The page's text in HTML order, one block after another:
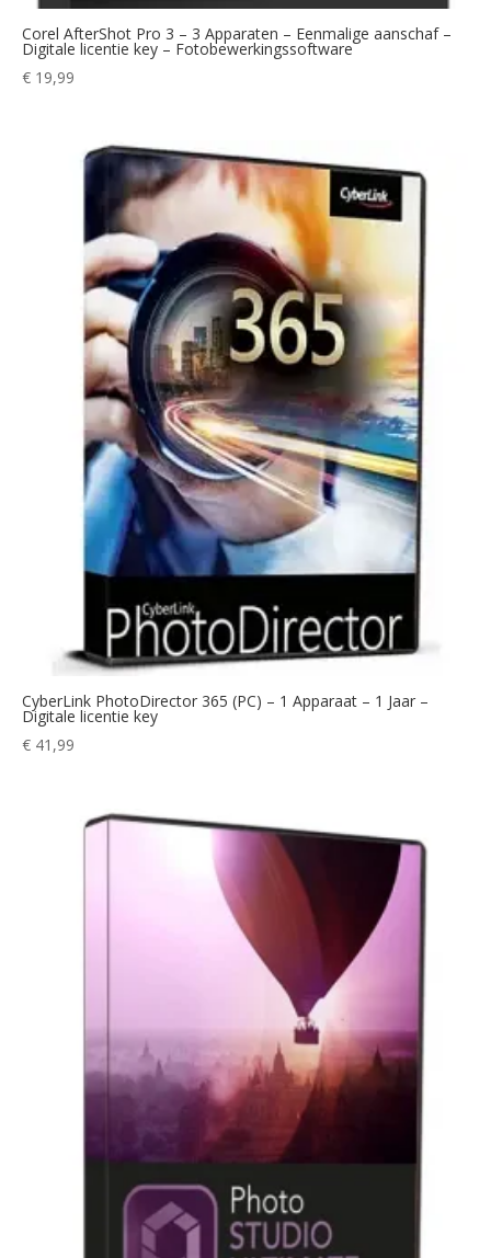
Corel AfterShot Pro 3 – 3 Apparaten – Eenmalige aanschaf –
Digitale licentie key – Fotobewerkingssoftware
€ 19,99
CyberLink PhotoDirector 365 (PC) – 1 Apparaat – 1 Jaar –
Digitale licentie key
€ 41,99